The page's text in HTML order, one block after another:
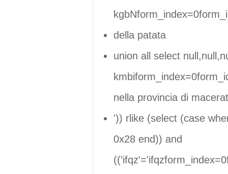
della patata
union all select
nella provincia di
')) rlike (select (case
0x28 end)) and